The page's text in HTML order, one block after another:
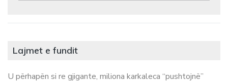
Lajmet e fundit
U përhapën si re gjigante, miliona karkaleca “pushtojnë”